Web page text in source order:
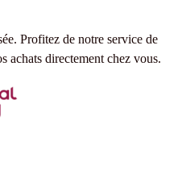
Profitez de notre service de
achats directement chez vous.